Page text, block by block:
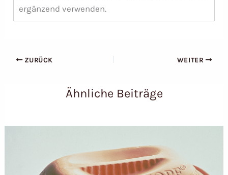
ergänzend verwenden.
ZURÜCK WEITER
Ähnliche Beiträge